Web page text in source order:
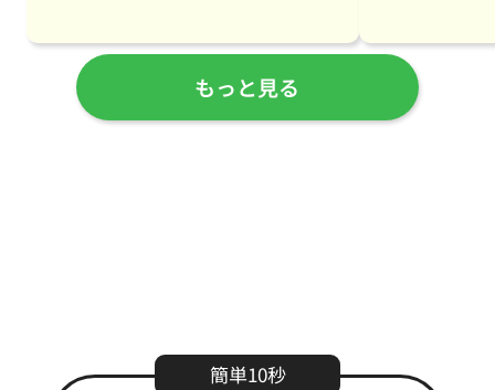
もっと見る
簡単10秒